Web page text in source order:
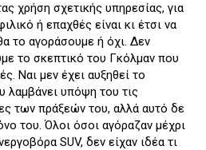
χρήση σχετικής υπηρεσίας, για
ή επαχθές είναι κι έτσι να
το αγοράσουμε ή όχι. Δεν
το σκεπτικό του Γκόλμαν που
Ναι μεν έχει αυξηθεί το
υπόψη του τις
των πράξεών του, αλλά αυτό δε
του. Όλοι όσοι αγόραζαν μέχρι
SUV, δεν είχαν ιδέα τι